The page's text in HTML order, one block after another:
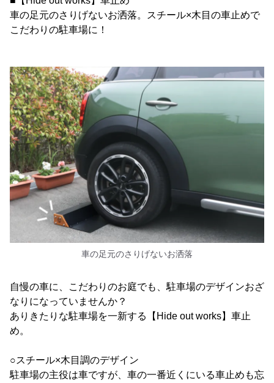
車の足元のさりげないお洒落。スチール×木目の車止めで
こだわりの駐車場に！
車の足元のさりげないお洒落
自慢の車に、こだわりのお庭でも、駐車場のデザインおざ
なりになっていませんか？
ありきたりな駐車場を一新する【Hide out works】車止
め。
○スチール×木目調のデザイン
駐車場の主役は車ですが、車の一番近くにいる車止めも忘